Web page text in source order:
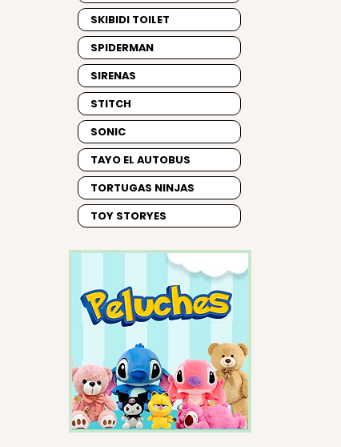
SKIBIDI TOILET
SPIDERMAN
SIRENAS
STITCH
SONIC
TAYO EL AUTOBUS
TORTUGAS NINJAS
TOY STORYES